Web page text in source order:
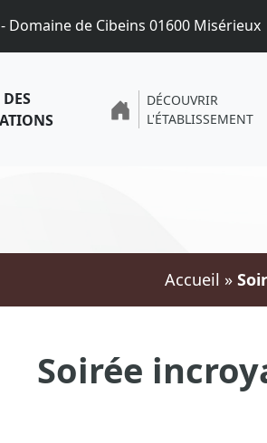
- Domaine de Cibeins 01600 Misérieux
DÉCOUVRIR
L'ÉTABLISSEMENT
Accueil »
Soirée